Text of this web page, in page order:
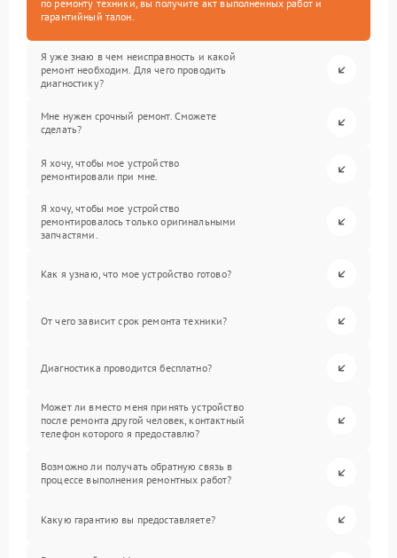
по ремонту техники, вы получите акт выполненных работ и
гарантийный талон.
Я уже знаю в чем неисправность и какой
ремонт необходим. Для чего проводить
диагностику?
Мне нужен срочный ремонт. Сможете
сделать?
Я хочу, чтобы мое устройство
ремонтировали при мне.
Я хочу, чтобы мое устройство
ремонтировалось только оригинальными
запчастями.
Как я узнаю, что мое устройство готово?
От чего зависит срок ремонта техники?
Диагностика проводится бесплатно?
Может ли вместо меня принять устройство
после ремонта другой человек, контактный
телефон которого я предоставлю?
Возможно ли получать обратную связь в
процессе выполнения ремонтных работ?
Какую гарантию вы предоставляете?